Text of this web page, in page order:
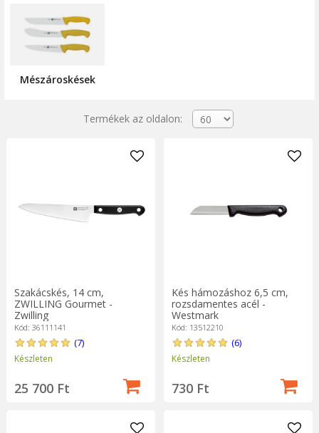
Mészároskések
Termékek az oldalon:
Szakácskés, 14 cm,
ZWILLING Gourmet -
Zwilling
Kód: 36111141
(7)
Készleten
25 700 Ft
Kés hámozáshoz 6,5 cm,
rozsdamentes acél -
Westmark
Kód: 13512210
(6)
Készleten
730 Ft